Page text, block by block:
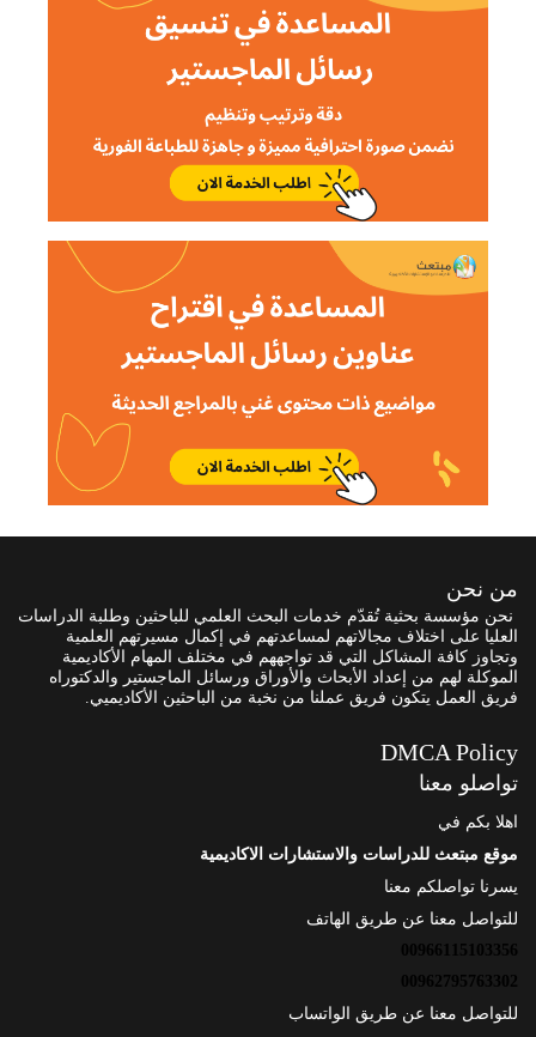
من نحن
نحن مؤسسة بحثية تُقدّم خدمات البحث العلمي للباحثين وطلبة الدراسات
العليا على اختلاف مجالاتهم لمساعدتهم في إكمال مسيرتهم العلمية
وتجاوز كافة المشاكل التي قد تواجههم في مختلف المهام الأكاديمية
الموكلة لهم من إعداد الأبحاث والأوراق ورسائل الماجستير والدكتوراه
فريق العمل يتكون فريق عملنا من نخبة من الباحثين الأكاديميي.
DMCA Policy
تواصلو معنا
اهلا بكم في
موقع مبتعث للدراسات والاستشارات الاكاديمية
يسرنا تواصلكم معنا
للتواصل معنا عن طريق الهاتف
00966115103356
00962795763302
للتواصل معنا عن طريق الواتساب